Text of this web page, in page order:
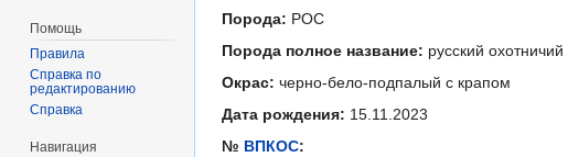
Порода: РОС
Порода полное название: русский
Окрас: черно-бело-подпалый с крапом
Дата рождения: 15.11.2023
№ ВПКОС:
Помощь
Правила
Справка по
редактированию
Справка
Навигация